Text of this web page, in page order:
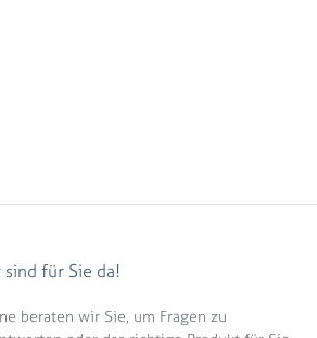
sind für Sie da!
beraten wir Sie, um Fragen zu